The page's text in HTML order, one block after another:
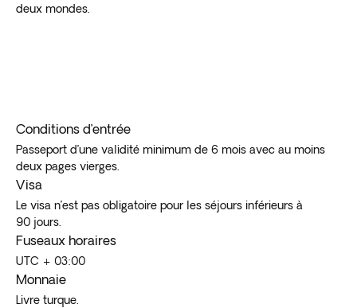
deux mondes.
Conditions d’entrée
Passeport d’une validité minimum de 6 mois avec au moins
deux pages vierges.
Visa
Le visa n’est pas obligatoire pour les séjours inférieurs à
90 jours.
Fuseaux horaires
UTC + 03:00
Monnaie
Livre turque.